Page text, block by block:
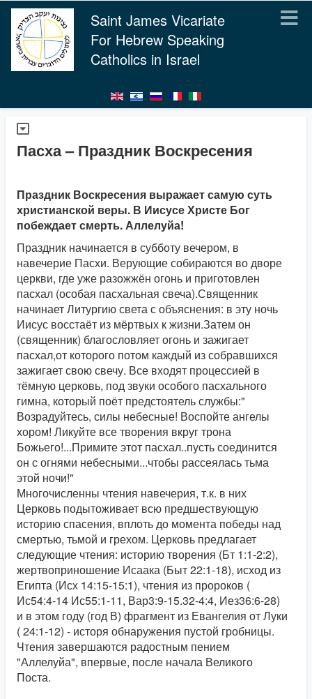
Saint James Vicariate
For Hebrew Speaking
Catholics in Israel
Пасха – Праздник Воскресения
Праздник Воскресения выражает самую суть
христианской веры. В Иисусе Христе Бог
побеждает смерть. Аллелуйа!
Праздник начинается в субботу вечером, в
навечерие Пасхи. Верующие собираются во дворе
церкви, где уже разожжён огонь и приготовлен
пасхал (особая пасхальная свеча).Священник
начинает Литургию света с объяснения: в эту ночь
Иисус восстаёт из мёртвых к жизни.Затем он
(священник) благословляет огонь и зажигает
пасхал,от которого потом каждый из собравшихся
зажигает свою свечу. Все входят процессией в
тёмную церковь, под звуки особого пасхального
гимна, который поёт предстоятель службы:"
Возрадуйтесь, силы небесные! Воспойте ангелы
хором! Ликуйте все творения вкруг трона
Божьего!...Примите этот пасхал..пусть соединится
он с огнями небесными...чтобы рассеялась тьма
этой ночи!"
Многочисленны чтения навечерия, т.к. в них
Церковь подытоживает всю предшествующую
историю спасения, вплоть до момента победы над
смертью, тьмой и грехом. Церковь предлагает
следующие чтения: историю творения (Бт 1:1-2:2),
жертвоприношение Исаака (Быт 22:1-18), исход из
Египта (Исх 14:15-15:1), чтения из пророков (
Ис54:4-14 Ис55:1-11, Вар3:9-15.32-4:4, Иез36:6-28)
и в этом году (год В) фрагмент из Евангелия от Луки
( 24:1-12) - исторя обнаружения пустой гробницы.
Чтения завершаются радостным пением
"Аллелуйа", впервые, после начала Великого
Поста.